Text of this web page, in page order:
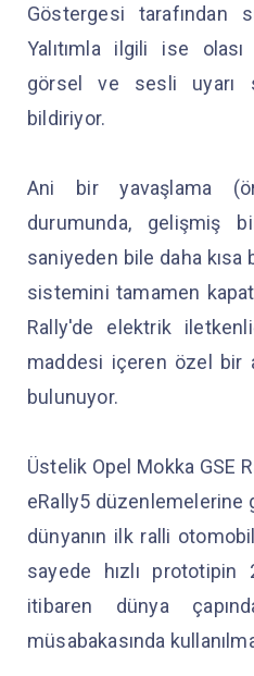
Göstergesi tarafından
Yalıtımla ilgili ise
görsel ve sesli uyarı
bildiriyor.
Ani bir yavaşlama
durumunda, gelişmiş
saniyeden bile daha
sistemini tamamen
Rally'de elektrik
maddesi içeren özel bir
bulunuyor.
Üstelik Opel Mokka GSE
eRally5 düzenlemelerine
dünyanın ilk ralli
sayede hızlı
itibaren dünya
müsabakasında